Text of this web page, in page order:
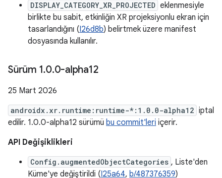
DISPLAY_CATEGORY_XR_PROJECTED eklenmesiyle
birlikte bu sabit, etkinliğin XR projeksiyonlu ekran için
tasarlandığını (I26d8b) belirtmek üzere manifest
dosyasında kullanılır.
Sürüm 1.0.0-alpha12
25 Mart 2026
androidx.xr.runtime:runtime-*:1.0.0-alpha12 iptal
edilir. 1.0.0-alpha12 sürümü bu commit'leri içerir.
API Değişiklikleri
Config.augmentedObjectCategories , Liste'den
Küme'ye değiştirildi (I25a64, b/487376359)